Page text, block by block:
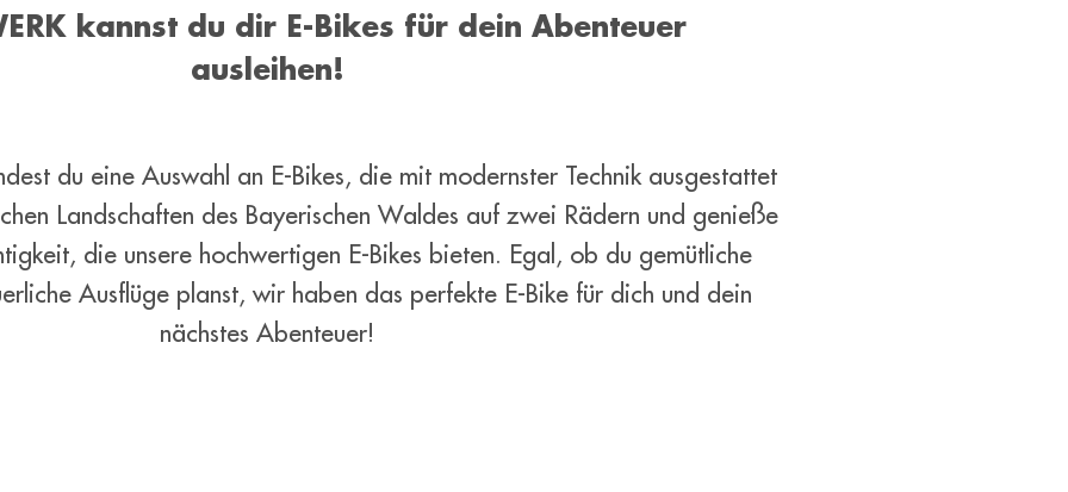
kannst du dir E-Bikes für dein Abenteuer
ausleihen!
du eine Auswahl an E-Bikes, die mit modernster Technik ausgestattet
Landschaften des Bayerischen Waldes auf zwei Rädern und genieße
die unsere hochwertigen E-Bikes bieten. Egal, ob du gemütliche
Ausflüge planst, wir haben das perfekte E-Bike für dich und dein
nächstes Abenteuer!